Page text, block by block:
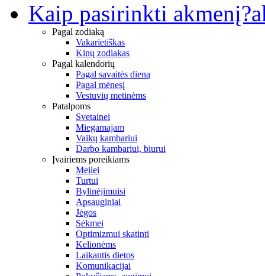
Kaip pasirinkti akmenį?
Pagal zodiaką
Vakarietiškas
Kinų zodiakas
Pagal kalendorių
Pagal savaitės dieną
Pagal mėnesį
Vestuvių metinėms
Patalpoms
Svetainei
Miegamajam
Vaikų kambariui
Darbo kambariui, biurui
Įvairiems poreikiams
Meilei
Turtui
Bylinėjimuisi
Apsauginiai
Jėgos
Sėkmei
Optimizmui skatinti
Kelionėms
Laikantis dietos
Komunikacijai